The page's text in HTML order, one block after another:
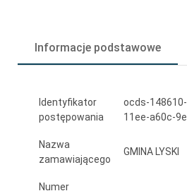
wysokości
400
000,00
Informacje podstawowe
Identyfikator
postępowania
ocds-
11ee-a60c-
Nazwa
zamawiającego
GMINA LYSKI
Numer